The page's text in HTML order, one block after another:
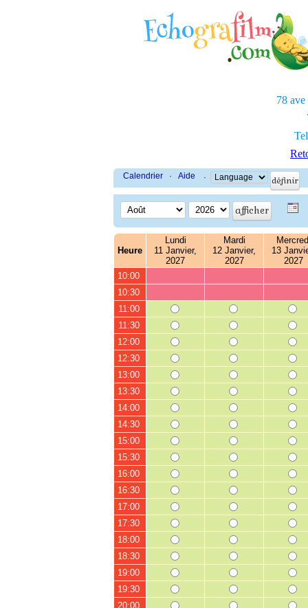
78 ave
Calendrier · Aide ·
Heure
Lundi
11 Janvier,
2027
Mardi
12 Janvier,
2027
13
2027
10:00
10:30
11:00
11:30
12:00
12:30
13:00
13:30
14:00
14:30
15:00
15:30
16:00
16:30
17:00
17:30
18:00
18:30
19:00
19:30
20:00